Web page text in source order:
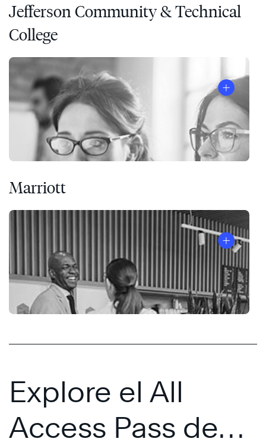
liderazgo
Jefferson Community & Technical
College
Marriott
Explore el All
Access Pass de